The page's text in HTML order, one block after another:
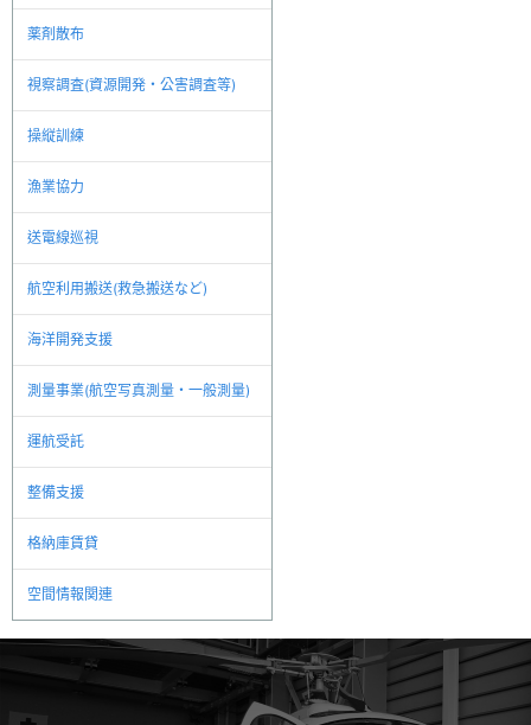
薬剤散布
視察調査(資源開発・公害調査等)
操縦訓練
漁業協力
送電線巡視
航空利用搬送(救急搬送など)
海洋開発支援
測量事業(航空写真測量・一般測量)
運航受託
整備支援
格納庫賃貸
空間情報関連